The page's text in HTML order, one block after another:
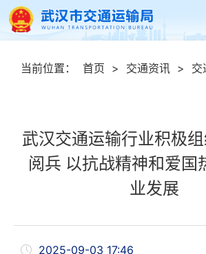
当前位置： 首页 > 交通资讯 > 交
武汉交通运输行业积极
阅兵 以抗战精神和爱国
业发展
2025-09-03 17:46